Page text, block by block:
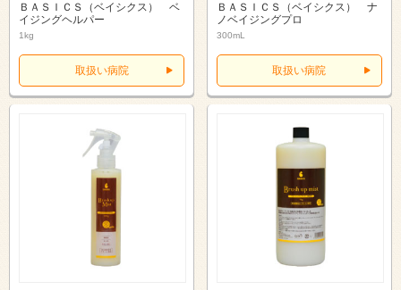
ＢＡＳＩＣＳ（ベイシクス） ベ
イジングヘルパー
1kg
取扱い病院
ＢＡＳＩＣＳ（ベイシクス） ナ
ノベイジングプロ
300mL
取扱い病院